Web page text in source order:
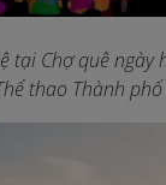
tại Chợ quê ngày
thao Thành phố